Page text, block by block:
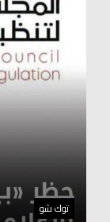
أخبار المحافظات